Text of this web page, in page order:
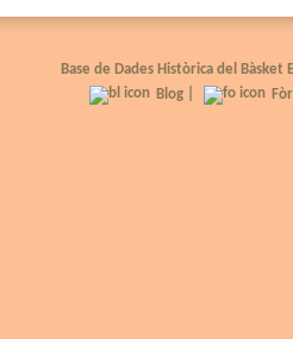
Base de Dades Històrica del
Blog|